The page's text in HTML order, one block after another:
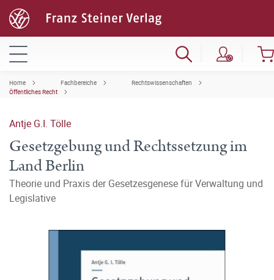
Home Fachbereiche
Rechtswissenschaften
Öffentliches Recht
Antje G.I. Tölle
Gesetzgebung und Rechtssetzung im
Land Berlin
Theorie und Praxis der Gesetzesgenese für Verwaltung und
Legislative